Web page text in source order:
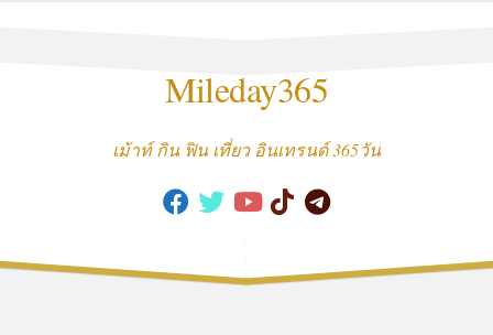
Mileday365
เม้าท์ กิน ฟิน เที่ยว อินเทรนด์ 365วัน